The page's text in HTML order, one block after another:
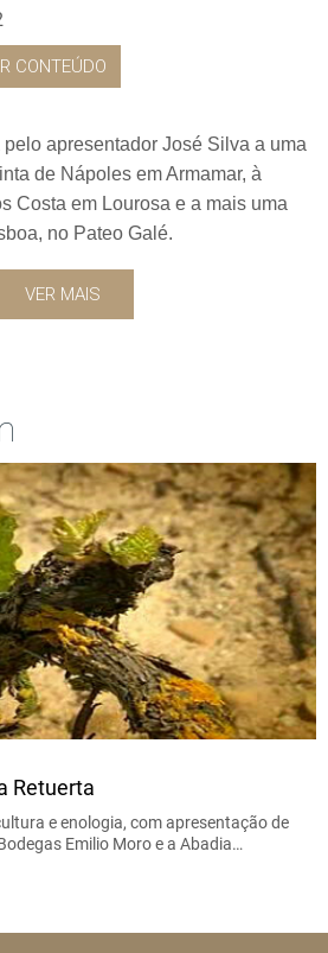
CONTEÚDO
apresentador José Silva a uma
de Nápoles em Armamar, à
Costa em Lourosa e a mais uma
no Pateo Galé.
VER MAIS
Retuerta
e enologia, com apresentação de
Emilio Moro e a Abadia…